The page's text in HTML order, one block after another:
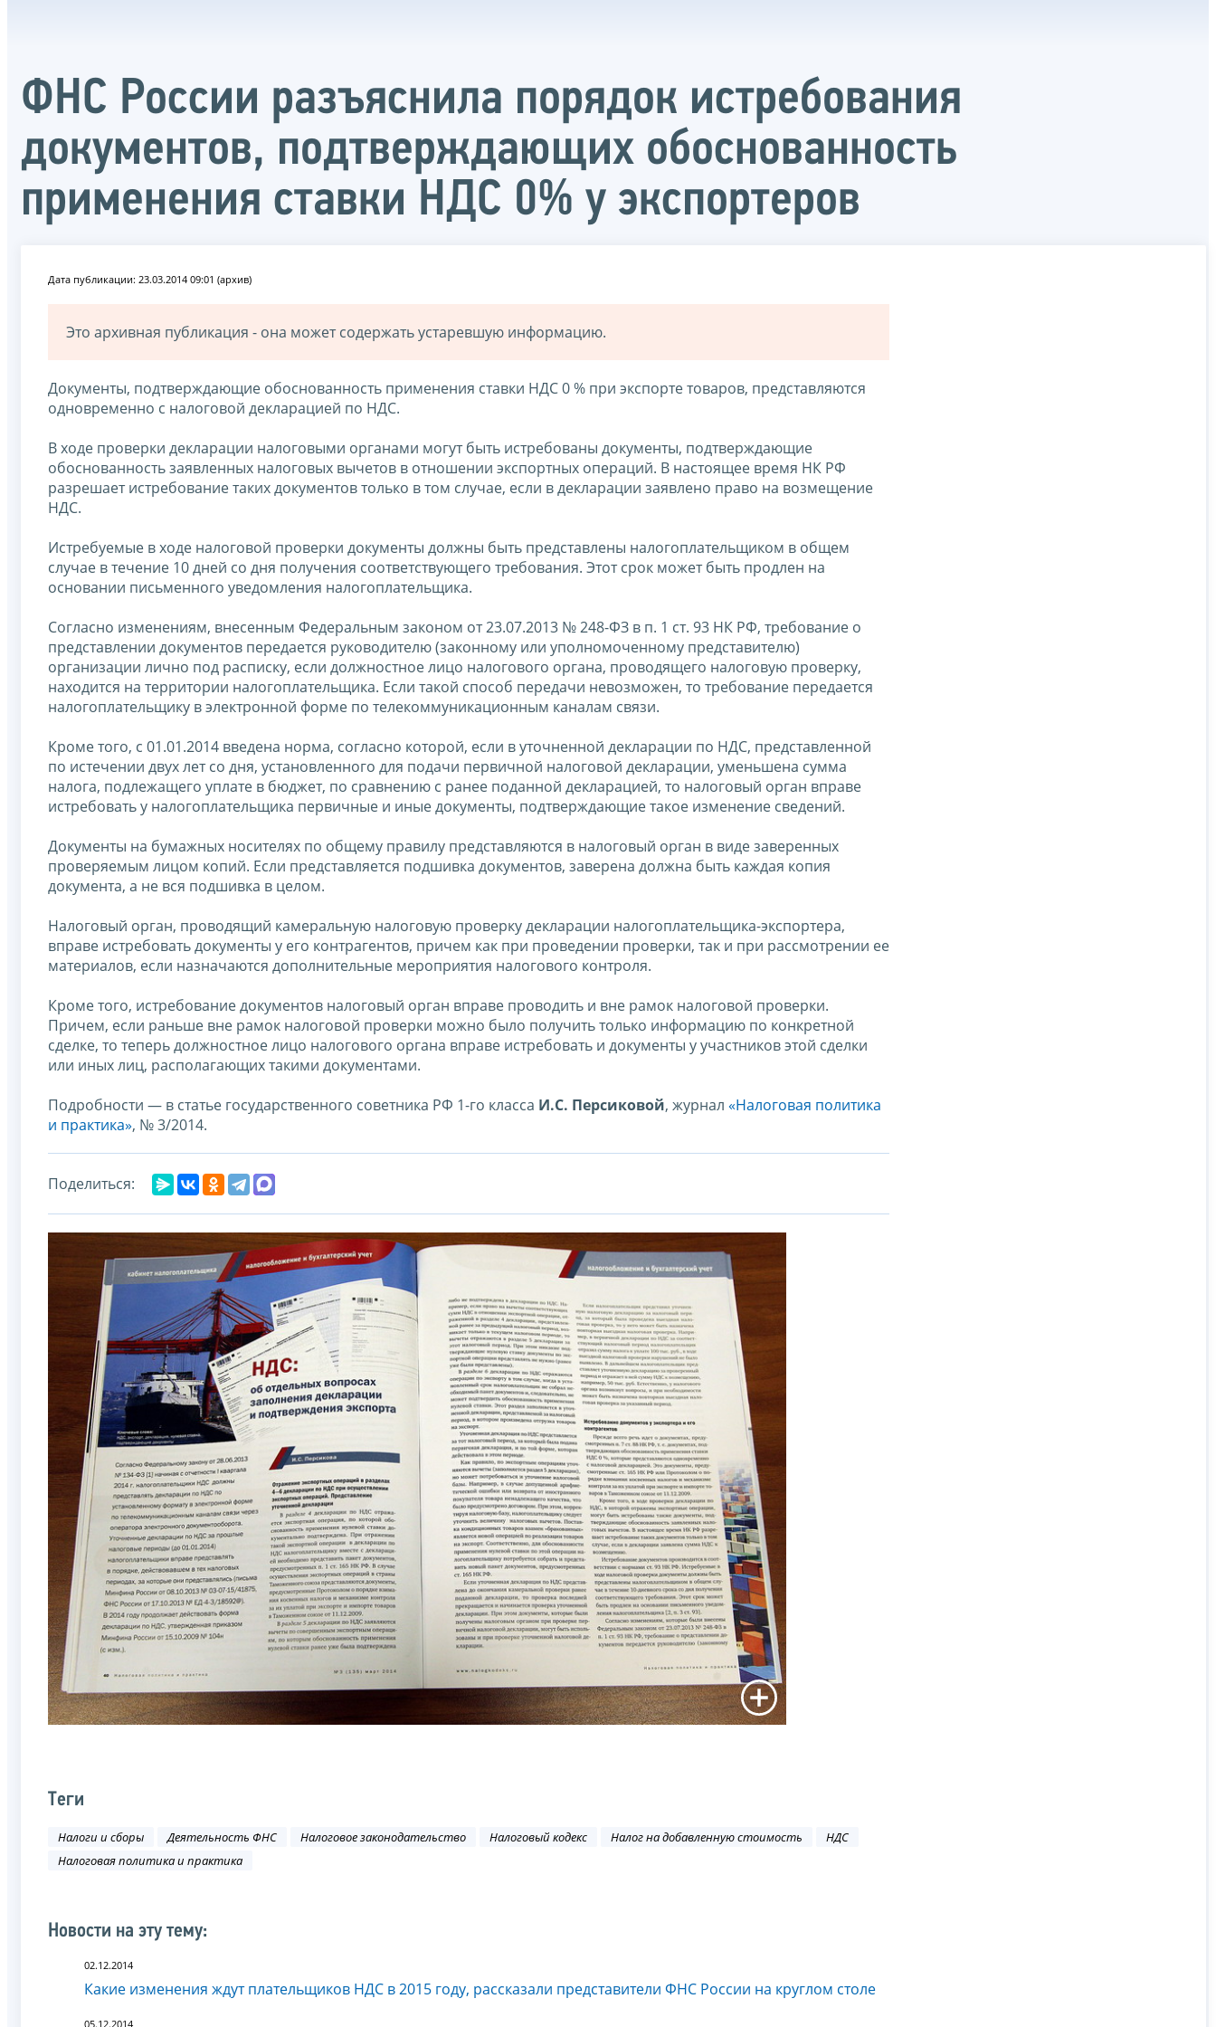
ФНС России разъяснила порядок истребования
документов, подтверждающих обоснованность
применения ставки НДС 0% у экспортеров
Дата публикации: 23.03.2014 09:01 (архив)
Это архивная публикация - она может содержать устаревшую информацию.
Документы, подтверждающие обоснованность применения ставки НДС 0 % при экспорте товаров, представляются
одновременно с налоговой декларацией по НДС.
В ходе проверки декларации налоговыми органами могут быть истребованы документы, подтверждающие
обоснованность заявленных налоговых вычетов в отношении экспортных операций. В настоящее время НК РФ
разрешает истребование таких документов только в том случае, если в декларации заявлено право на возмещение
НДС.
Истребуемые в ходе налоговой проверки документы должны быть представлены налогоплательщиком в общем
случае в течение 10 дней со дня получения соответствующего требования. Этот срок может быть продлен на
основании письменного уведомления налогоплательщика.
Согласно изменениям, внесенным Федеральным законом от 23.07.2013 № 248-ФЗ в п. 1 ст. 93 НК РФ, требование о
представлении документов передается руководителю (законному или уполномоченному представителю)
организации лично под расписку, если должностное лицо налогового органа, проводящего налоговую проверку,
находится на территории налогоплательщика. Если такой способ передачи невозможен, то требование передается
налогоплательщику в электронной форме по телекоммуникационным каналам связи.
Кроме того, с 01.01.2014 введена норма, согласно которой, если в уточненной декларации по НДС, представленной
по истечении двух лет со дня, установленного для подачи первичной налоговой декларации, уменьшена сумма
налога, подлежащего уплате в бюджет, по сравнению с ранее поданной декларацией, то налоговый орган вправе
истребовать у налогоплательщика первичные и иные документы, подтверждающие такое изменение сведений.
Документы на бумажных носителях по общему правилу представляются в налоговый орган в виде заверенных
проверяемым лицом копий. Если представляется подшивка документов, заверена должна быть каждая копия
документа, а не вся подшивка в целом.
Налоговый орган, проводящий камеральную налоговую проверку декларации налогоплательщика-экспортера,
вправе истребовать документы у его контрагентов, причем как при проведении проверки, так и при рассмотрении ее
материалов, если назначаются дополнительные мероприятия налогового контроля.
Кроме того, истребование документов налоговый орган вправе проводить и вне рамок налоговой проверки.
Причем, если раньше вне рамок налоговой проверки можно было получить только информацию по конкретной
сделке, то теперь должностное лицо налогового органа вправе истребовать и документы у участников этой сделки
или иных лиц, располагающих такими документами.
Подробности — в статье государственного советника РФ 1-го класса И.С. Персиковой, журнал «Налоговая политика
и практика», № 3/2014.
Поделиться:
Теги
Налоги и сборы Деятельность ФНС Налоговое законодательство Налоговый кодекс Налог на добавленную стоимость
НДС
Налоговая политика и практика
Новости на эту тему:
02.12.2014
Какие изменения ждут плательщиков НДС в 2015 году, рассказали представители ФНС России на круглом столе
05.12.2014